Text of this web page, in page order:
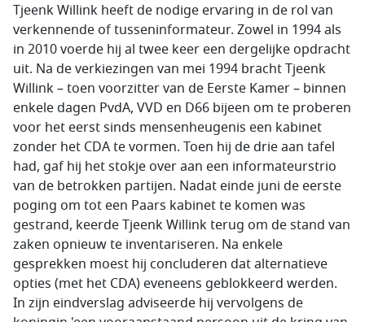
Tjeenk Willink heeft de nodige ervaring in de rol van
verkennende of tusseninformateur. Zowel in 1994 als
in 2010 voerde hij al twee keer een dergelijke opdracht
uit. Na de verkiezingen van mei 1994 bracht Tjeenk
Willink – toen voorzitter van de Eerste Kamer – binnen
enkele dagen PvdA, VVD en D66 bijeen om te proberen
voor het eerst sinds mensenheugenis een kabinet
zonder het CDA te vormen. Toen hij de drie aan tafel
had, gaf hij het stokje over aan een informateurstrio
van de betrokken partijen. Nadat einde juni de eerste
poging om tot een Paars kabinet te komen was
gestrand, keerde Tjeenk Willink terug om de stand van
zaken opnieuw te inventariseren. Na enkele
gesprekken moest hij concluderen dat alternatieve
opties (met het CDA) eveneens geblokkeerd werden.
In zijn eindverslag adviseerde hij vervolgens de